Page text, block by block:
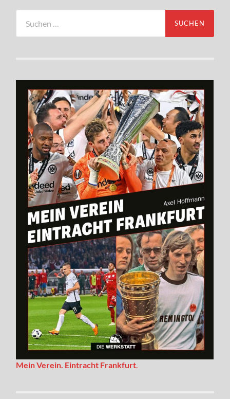
nach:
Mein Verein. Eintracht Frankfurt